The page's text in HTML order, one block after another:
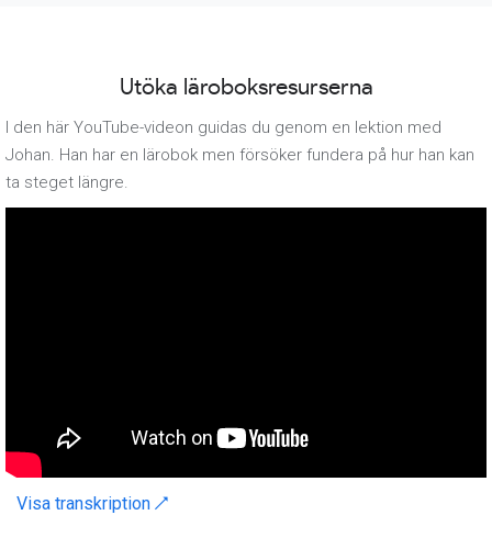
Utöka läroboksresurserna
I den här YouTube-videon guidas du genom en lektion med
Johan. Han har en lärobok men försöker fundera på hur han kan
ta steget längre.
Visa transkription ↗